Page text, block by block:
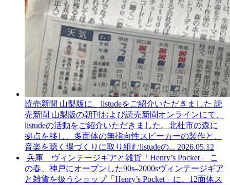
読売新聞 山梨版に、listudeをご紹介いただきました 読
売新聞 山梨版の朝刊および読売新聞オンラインにて、
listudeの活動をご紹介いただきました。北杜市の森に
拠点を移し、多面体の無指向性スピーカーの製作と、
音楽を聴く場づくりに取り組むlistudeの... 2026.05.12
兵庫 ヴィンテージギアと雑貨「Henry’s Pocket」
こ
の春、神戸にオープンした90s–2000sヴィンテージギア
と雑貨を扱うショップ「Henry’s Pocket」に、12面体ス